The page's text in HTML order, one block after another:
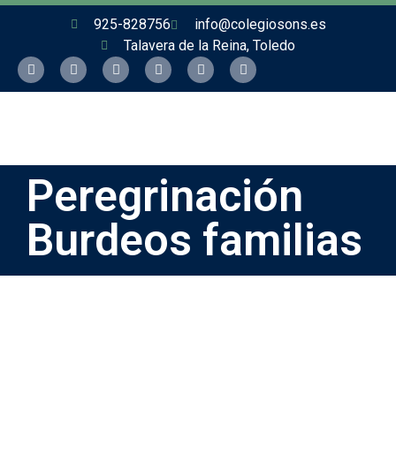
925-828756
info@colegiosons.es
Talavera de la Reina, Toledo
Peregrinación
Burdeos familias